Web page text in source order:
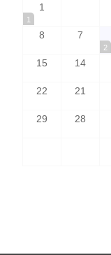
1
1
2
7
8
14
15
21
22
28
29